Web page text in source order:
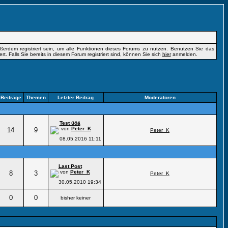
registriert sein, um alle Funktionen dieses Forums zu nutzen. Benutzen Sie das
Falls Sie bereits in diesem Forum registriert sind, können Sie sich hieranmelden.
Beiträge Themen Letzter Beitrag Moderatoren
14 9
Test üöä
von Peter_K
08.05.2016 11:11
Peter_K
8 3
Last Post
von Peter_K
30.05.2010 19:34
Peter_K
0 0 bisher keiner